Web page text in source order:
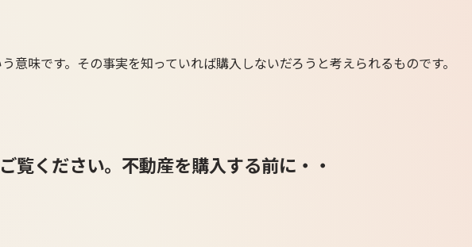
意味です。その事実を知っていれば購入しないだろうと考えられるものです。
覧ください。不動産を購入する前に・・